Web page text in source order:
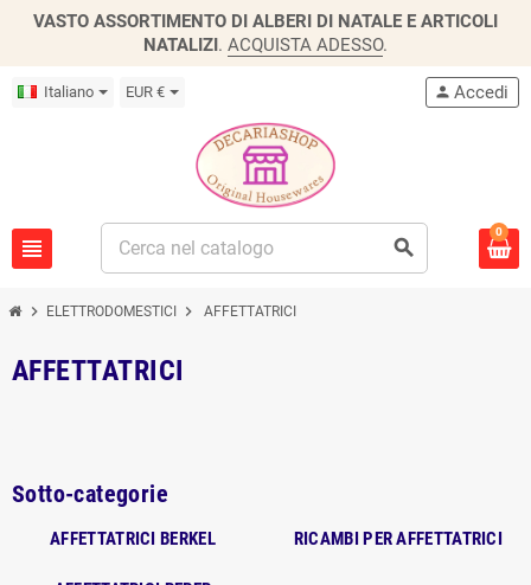
VASTO ASSORTIMENTO DI ALBERI DI NATALE E ARTICOLI
NATALIZI. ACQUISTA ADESSO.
Italiano EUR €
view_headline search
person Accedi
0
chevron_right ELETTRODOMESTICI chevron_right AFFETTATRICI
AFFETTATRICI
Sotto-categorie
AFFETTATRICI BERKEL RICAMBI PER AFFETTATRICI